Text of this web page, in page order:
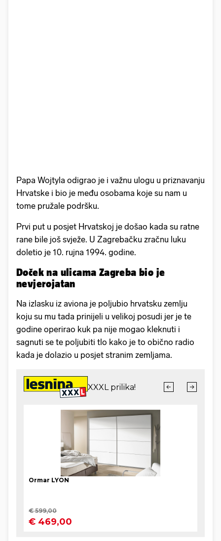
Papa Wojtyla odigrao je i važnu ulogu u priznavanju
Hrvatske i bio je među osobama koje su nam u
tome pružale podršku.
Prvi put u posjet Hrvatskoj je došao kada su ratne
rane bile još svježe. U Zagrebačku zračnu luku
doletio je 10. rujna 1994. godine.
Doček na ulicama Zagreba bio je
nevjerojatan
Na izlasku iz aviona je poljubio hrvatsku zemlju
koju su mu tada prinijeli u velikoj posudi jer je te
godine operirao kuk pa nije mogao kleknuti i
sagnuti se te poljubiti tlo kako je to obično radio
kada je dolazio u posjet stranim zemljama.